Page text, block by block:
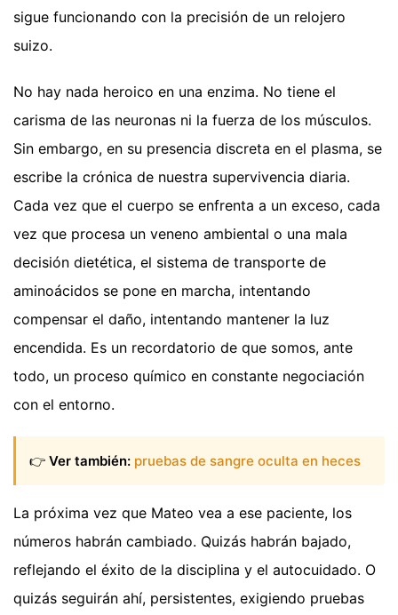
sigue funcionando con la precisión de un relojero
suizo.
No hay nada heroico en una enzima. No tiene el
carisma de las neuronas ni la fuerza de los músculos.
Sin embargo, en su presencia discreta en el plasma, se
escribe la crónica de nuestra supervivencia diaria.
Cada vez que el cuerpo se enfrenta a un exceso, cada
vez que procesa un veneno ambiental o una mala
decisión dietética, el sistema de transporte de
aminoácidos se pone en marcha, intentando
compensar el daño, intentando mantener la luz
encendida. Es un recordatorio de que somos, ante
todo, un proceso químico en constante negociación
con el entorno.
👉 Ver también: pruebas de sangre oculta en heces
La próxima vez que Mateo vea a ese paciente, los
números habrán cambiado. Quizás habrán bajado,
reflejando el éxito de la disciplina y el autocuidado. O
quizás seguirán ahí, persistentes, exigiendo pruebas